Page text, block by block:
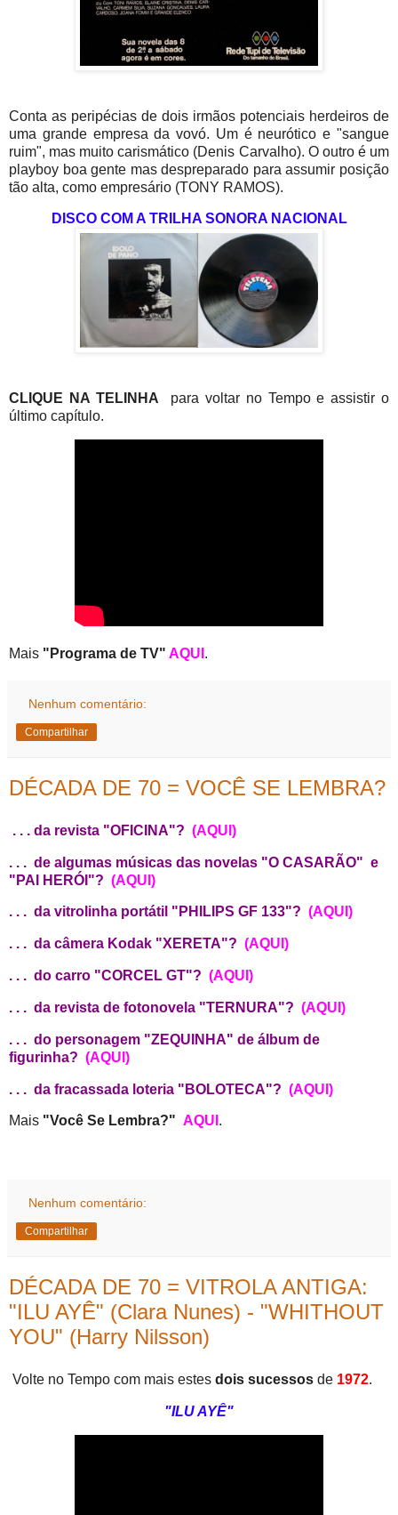
Conta as peripécias de dois irmãos potenciais herdeiros de
uma grande empresa da vovó. Um é neurótico e "sangue
ruim", mas muito carismático (Denis Carvalho). O outro é um
playboy boa gente mas despreparado para assumir posição
tão alta, como empresário (TONY RAMOS).
DISCO COM A TRILHA SONORA NACIONAL
CLIQUE NA TELINHA para voltar no Tempo e assistir o
último capítulo.
Mais "Programa de TV" AQUI .
Nenhum comentário:
Compartilhar
DÉCADA DE 70 = VOCÊ SE LEMBRA?
. . . da revista "OFICINA"? (AQUI)
. . . de algumas músicas das novelas "O CASARÃO" e
"PAI HERÓI"? (AQUI)
. . . da vitrolinha portátil "PHILIPS GF 133"? (AQUI)
. . . da câmera Kodak "XERETA"? (AQUI)
. . . do carro "CORCEL GT"? (AQUI)
. . . da revista de fotonovela "TERNURA"? (AQUI)
. . . do personagem "ZEQUINHA" de álbum de
figurinha? (AQUI)
. . . da fracassada loteria "BOLOTECA"? (AQUI)
Mais "Você Se Lembra?" AQUI .
Nenhum comentário:
Compartilhar
DÉCADA DE 70 = VITROLA ANTIGA:
"ILU AYÊ" (Clara Nunes) - "WHITHOUT
YOU" (Harry Nilsson)
Volte no Tempo com mais estes dois sucessos de 1972.
"ILU AYÊ"